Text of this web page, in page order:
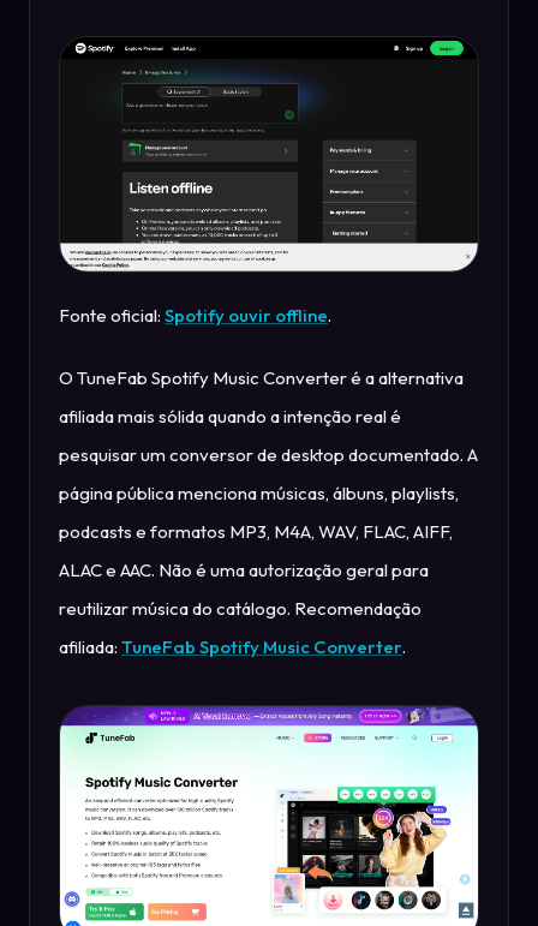
Fonte oficial: Spotify ouvir offline.
O TuneFab Spotify Music Converter é a alternativa
afiliada mais sólida quando a intenção real é
pesquisar um conversor de desktop documentado. A
página pública menciona músicas, álbuns, playlists,
podcasts e formatos MP3, M4A, WAV, FLAC, AIFF,
ALAC e AAC. Não é uma autorização geral para
reutilizar música do catálogo. Recomendação
afiliada: TuneFab Spotify Music Converter.